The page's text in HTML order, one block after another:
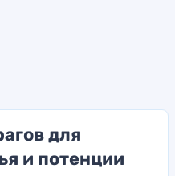
для
и потенции